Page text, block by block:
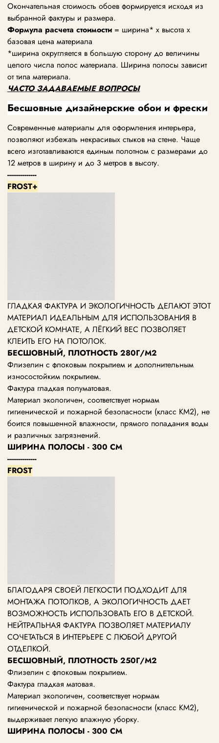
Окончательная стоимость обоев формируется исходя из
выбранной фактуры и размера.
Формула расчета стоимости = ширина* х высота х
базовая цена материала
*ширина округляется в большую сторону до величины
целого числа полос материала. Ширина полосы зависит
от типа материала.
ЧАСТО ЗАДАВАЕМЫЕ ВОПРОСЫ
Бесшовные дизайнерские обои и фрески
Современные материалы для оформления интерьера,
позволяют избежать некрасивых стыков на стене. Чаще
всего изготавливаются единым полотном с размерами до
12 метров в ширину и до 3 метров в высоту.
---------------
FROST+
ГЛАДКАЯ ФАКТУРА И ЭКОЛОГИЧНОСТЬ ДЕЛАЮТ ЭТОТ
МАТЕРИАЛ ИДЕАЛЬНЫМ ДЛЯ ИСПОЛЬЗОВАНИЯ В
ДЕТСКОЙ КОМНАТЕ, А ЛЁГКИЙ ВЕС ПОЗВОЛЯЕТ
КЛЕИТЬ ЕГО НА ПОТОЛОК.
БЕСШОВНЫЙ, ПЛОТНОСТЬ 280Г/М2
Флизелин с флоковым покрытием и дополнительным
износостойким покрытием.
Фактура гладкая полуматовая.
Материал экологичен, соответствует нормам
гигиенической и пожарной безопасности (класс КМ2), не
боится повышенной влажности, прямого попадания воды
и различных загрязнений.
ШИРИНА ПОЛОСЫ - 300 СМ
---------------
FROST
БЛАГОДАРЯ СВОЕЙ ЛЕГКОСТИ ПОДХОДИТ ДЛЯ
МОНТАЖА ПОТОЛКОВ, А ЭКОЛОГИЧНОСТЬ ДАЕТ
ВОЗМОЖНОСТЬ ИСПОЛЬЗОВАТЬ ЕГО В ДЕТСКОЙ.
НЕЙТРАЛЬНАЯ ФАКТУРА ПОЗВОЛЯЕТ МАТЕРИАЛУ
СОЧЕТАТЬСЯ В ИНТЕРЬЕРЕ С ЛЮБОЙ ДРУГОЙ
ОТДЕЛКОЙ.
БЕСШОВНЫЙ, ПЛОТНОСТЬ 250Г/М2
Флизелин с флоковым покрытием.
Фактура гладкая матовая.
Материал экологичен, соответствует нормам
гигиенической и пожарной безопасности (класс KM2),
выдерживает легкую влажную уборку.
ШИРИНА ПОЛОСЫ - 300 СМ